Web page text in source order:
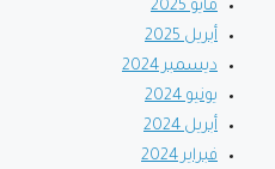
مايو 2025
أبريل 2025
ديسمبر 2024
يونيو 2024
أبريل 2024
فبراير 2024